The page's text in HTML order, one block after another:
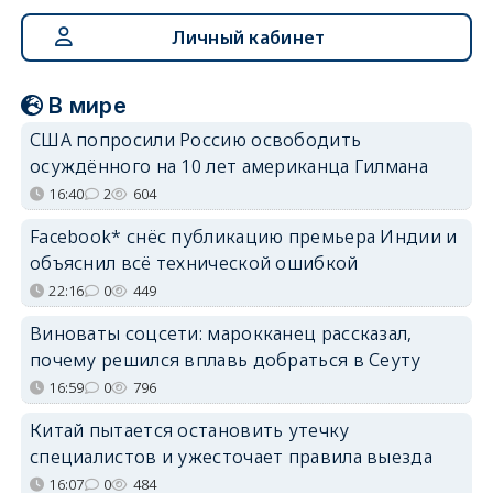
Личный кабинет
В мире
США попросили Россию освободить
осуждённого на 10 лет американца Гилмана
16:40 2 604
Facebook* снёс публикацию премьера Индии и
объяснил всё технической ошибкой
22:16 0 449
Виноваты соцсети: марокканец рассказал,
почему решился вплавь добраться в Сеуту
16:59 0 796
Китай пытается остановить утечку
специалистов и ужесточает правила выезда
16:07 0 484